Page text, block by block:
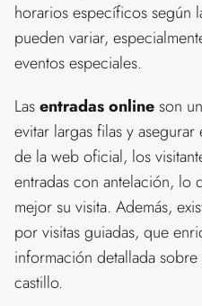
horarios específicos según
pueden variar,
eventos especiales.
Lasentradas onlineson
evitar largas filas y
de la web oficial, los
entradas con antelación, lo
mejor su visita. Además,
por visitas guiadas, que
información detallada
castillo.